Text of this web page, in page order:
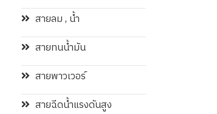
สายลม , น้ำ
สายทนน้ำมัน
สายพาวเวอร์
สายฉีดน้ำแรงดันสูง